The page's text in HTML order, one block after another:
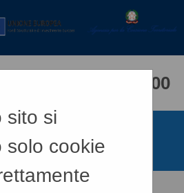
07/08/2026 12:00
Procedure fino al
sito si
solo cookie